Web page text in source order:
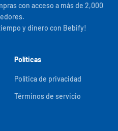
con acceso a más de 2,000
y dinero con Bebify!
Políticas
Política de privacidad
Términos de servicio